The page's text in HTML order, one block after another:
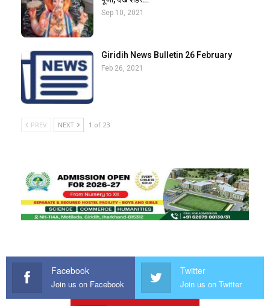
Sep 10, 2021
Giridih News Bulletin 26 February
Feb 26, 2021
PREV NEXT 1 of 23
Facebook
Join us on Facebook
Twitter
Join us on Twitter